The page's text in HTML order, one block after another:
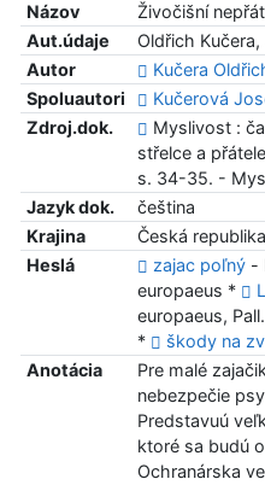
Názov
Živočišní
Aut.údaje
Oldřich
Autor
Kučera
Spoluautori
Kučerová
Zdroj.dok.
Myslivost :
střelce a
s. 34-35. -
Jazyk dok.
čeština
Krajina
Česká republika
Heslá
zajac poľný-
europaeus *
europaeus,
*
škody na
Anotácia
Pre malé
nebezpečie
Predstavuú
ktoré sa budú
Ochranárska